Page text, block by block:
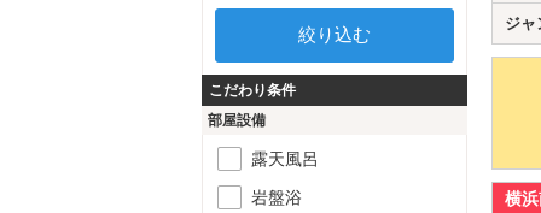
ジャ
横
こだわり条件
部屋設備
露天風呂
岩盤浴